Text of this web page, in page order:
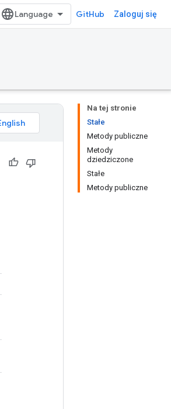
GitHub Zaloguj się
Na tej stronie
Stałe
Metody publiczne
Metody
dziedziczone
Stałe
Metody publiczne